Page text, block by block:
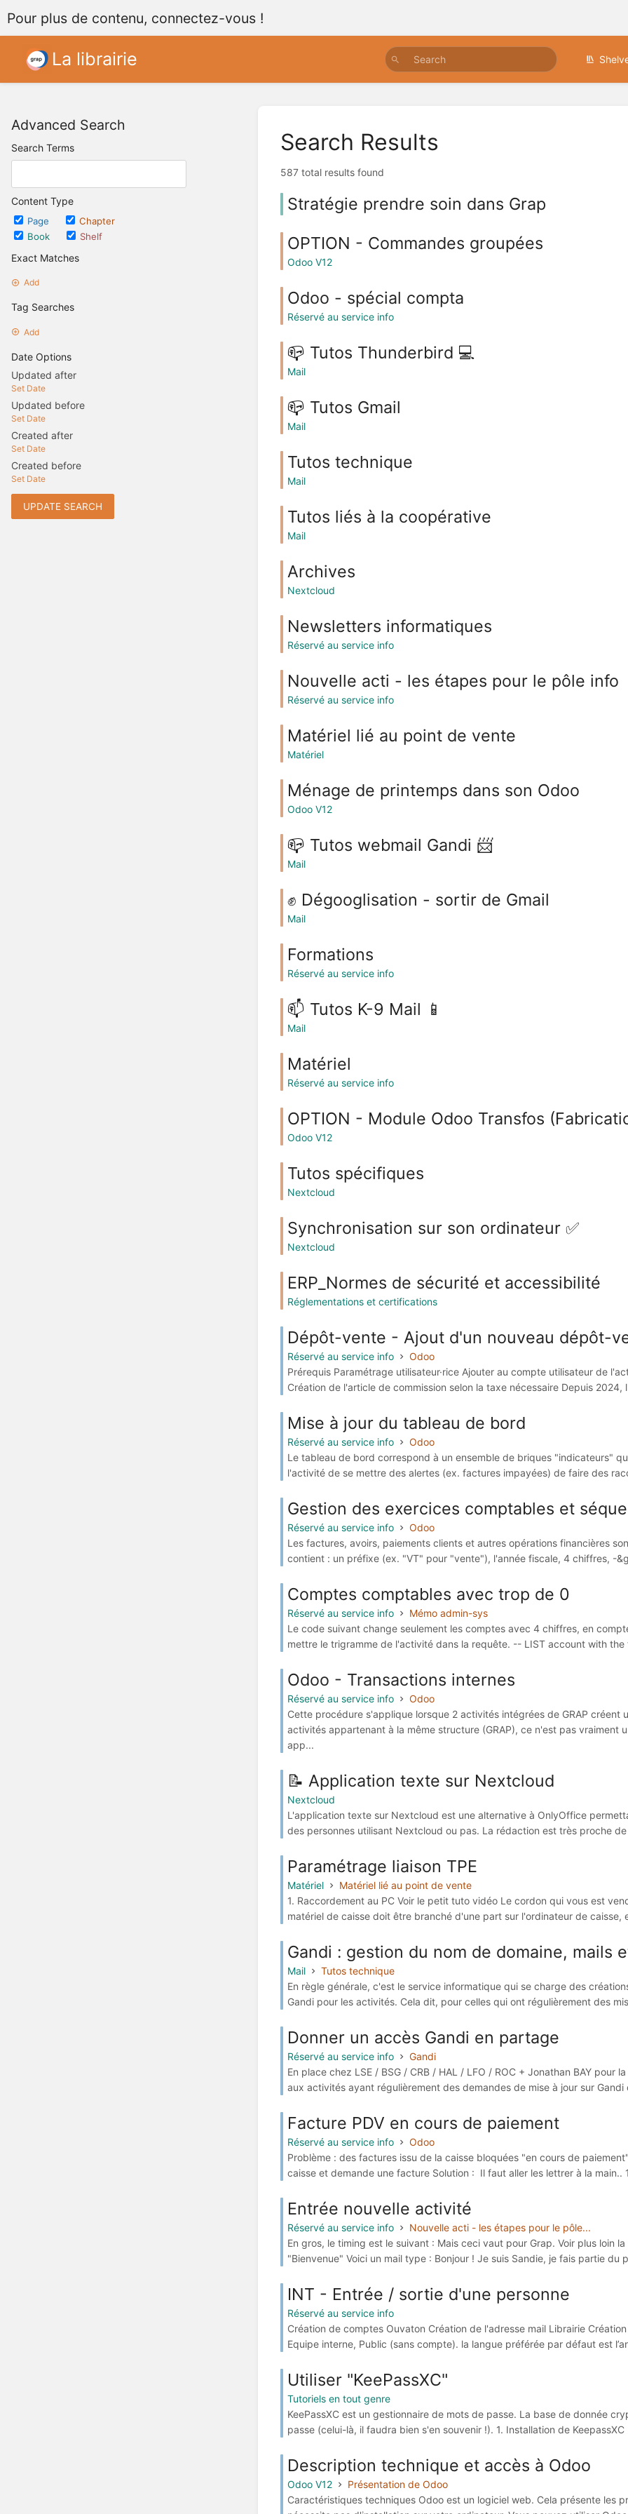
Pour plus de contenu, connectez-vous !
La librairie
Advanced Search
Search Terms
Content Type
Page
Chapter
Book
Shelf
Exact Matches
Add
Tag Searches
Add
Date Options
Updated after
Set Date
Updated before
Set Date
Created after
Set Date
Created before
Set Date
UPDATE SEARCH
Search Results
587 total results found
Stratégie prendre soin dans Grap
OPTION - Commandes groupées
Odoo V12
Odoo - spécial compta
Réservé au service info
📪 Tutos Thunderbird 💻
Mail
📪 Tutos Gmail
Mail
Tutos technique
Mail
Tutos liés à la coopérative
Mail
Archives
Nextcloud
Newsletters informatiques
Réservé au service info
Nouvelle acti - les étapes pour le pôle info
Réservé au service info
Matériel lié au point de vente
Matériel
Ménage de printemps dans son Odoo
Odoo V12
📪 Tutos webmail Gandi 📨
Mail
✊ Dégooglisation - sortir de Gmail
Mail
Formations
Réservé au service info
📫 Tutos K-9 Mail 📱
Mail
Matériel
Réservé au service info
OPTION - Module Odoo Transfos
Odoo V12
Tutos spécifiques
Nextcloud
Synchronisation sur son ordinateur ✅
Nextcloud
ERP_Normes de sécurité et accessibilité
Réglementations et certifications
Dépôt-vente - Ajout d'un nouveau dépôt-
Réservé au service info
Odoo
Prérequis Paramétrage utilisateur·rice Ajouter au compte utilisateur de
Création de l'article de commission selon la taxe nécessaire Depuis
Mise à jour du tableau de bord
Réservé au service info
Odoo
Le tableau de bord correspond à un ensemble de briques "indicateurs"
l'activité de se mettre des alertes (ex. factures impayées) de faire des
Gestion des exercices comptables et
Réservé au service info
Odoo
Les factures, avoirs, paiements clients et autres opérations financières
contient : un préfixe (ex. "VT" pour "vente"), l'année fiscale, 4 chiffres, -
Comptes comptables avec trop de 0
Réservé au service info
Mémo admin-sys
Le code suivant change seulement les comptes avec 4 chiffres, en
mettre le trigramme de l'activité dans la requête. -- LIST account with the
Odoo - Transactions internes
Réservé au service info
Odoo
Cette procédure s'applique lorsque 2 activités intégrées de GRAP
activités appartenant à la même structure (GRAP), ce n'est pas
app...
📝 Application texte sur Nextcloud
Nextcloud
L'application texte sur Nextcloud est une alternative à OnlyOffice
des personnes utilisant Nextcloud ou pas. La rédaction est très proche
Paramétrage liaison TPE
Matériel
Matériel lié au point de vente
1. Raccordement au PC Voir le petit tuto vidéo Le cordon qui vous est
matériel de caisse doit être branché d'une part sur l'ordinateur de
Gandi : gestion du nom de domaine, mails
Mail
Tutos technique
En règle générale, c'est le service informatique qui se charge des
Gandi pour les activités. Cela dit, pour celles qui ont régulièrement des
Donner un accès Gandi en partage
Réservé au service info
Gandi
En place chez LSE / BSG / CRB / HAL / LFO / ROC + Jonathan BAY pour
aux activités ayant régulièrement des demandes de mise à jour sur
Facture PDV en cours de paiement
Réservé au service info
Odoo
Problème : des factures issu de la caisse bloquées "en cours de
caisse et demande une facture Solution : Il faut aller les lettrer à la main..
Entrée nouvelle activité
Réservé au service info
Nouvelle acti - les étapes pour le pôle...
En gros, le timing est le suivant : Mais ceci vaut pour Grap. Voir plus loin
"Bienvenue" Voici un mail type : Bonjour ! Je suis Sandie, je fais partie du
INT - Entrée / sortie d'une personne
Réservé au service info
Création de comptes Ouvaton Création de l'adresse mail Librairie
Equipe interne, Public (sans compte). la langue préférée par défaut est
Utiliser "KeePassXC"
Tutoriels en tout genre
KeePassXC est un gestionnaire de mots de passe. La base de donnée
passe (celui-là, il faudra bien s'en souvenir !). 1. Installation de
Description technique et accès à Odoo
Odoo V12
Présentation de Odoo
Caractéristiques techniques Odoo est un logiciel web. Cela présente les